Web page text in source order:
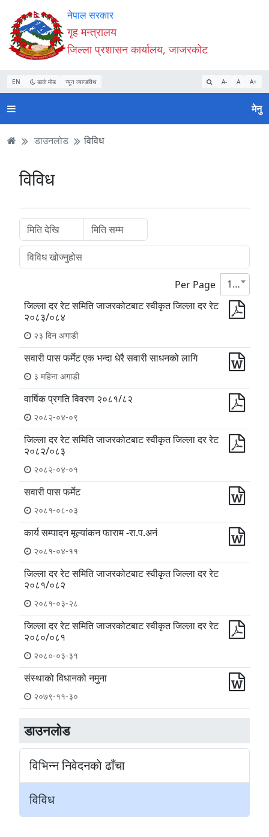
Accessibility
Mode
सुरु
गर्नुहोस्
सामाग्री
पढ्नुहाेस्
नेभिगेसन
पढ्नुहाेस्
वेबसाइट
खोजमा
जानुहोस्
नेपाल सरकार
गृह मन्त्रालय
जिल्ला प्रशासन कार्यालय, जाजरकोट
EN डार्क मोड न्यून व्यान्डविथ A- A A+
मेनु
डाउनलोड विविध
डाउनलोड
विभिन्न निवेदनकाे ढाँचा
विविध
विविध
Per Page
10
जिल्ला दर रेट समिति जाजरकोटबाट स्वीकृत जिल्ला दर रेट
२०८३/०८४
२३ दिन अगाडी
सवारी पास फर्मेट एक भन्दा धेरै सवारी साधनको लागि
३ महिना अगाडी
वार्षिक प्रगति विवरण २०८१/८२
२०८२-०४-०९
जिल्ला दर रेट समिति जाजरकोटबाट स्वीकृत जिल्ला दर रेट
२०८२/०८३
२०८२-०४-०१
सवारी पास फर्मेट
२०८१-०८-०३
कार्य सम्पादन मूल्यांकन फाराम -रा.प.अनं
२०८१-०४-११
जिल्ला दर रेट समिति जाजरकोटबाट स्वीकृत जिल्ला दर रेट
२०८१/०८२
२०८१-०३-२८
जिल्ला दर रेट समिति जाजरकोटबाट स्वीकृत जिल्ला दर रेट
२०८०/०८१
२०८०-०३-३१
संस्थाको विधानको नमुना
२०७९-११-३०